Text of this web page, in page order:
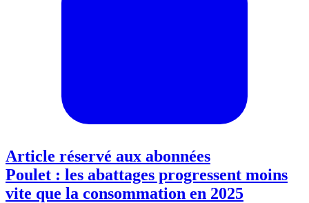
Article réservé aux abonnées
Poulet : les abattages progressent moins
vite que la consommation en 2025